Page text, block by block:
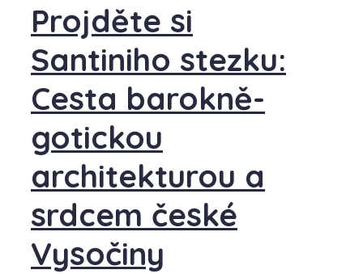
Projděte si
Santiniho stezku:
Cesta barokně-
gotickou
architekturou a
srdcem české
Vysočiny